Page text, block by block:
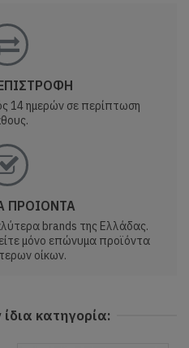
14 ημερών σε περίπτωση
ΠΡΟΙΟΝΤΑ
brands της Ελλάδας.
μόνο επώνυμα προϊόντα
οίκων.
κατηγορία: